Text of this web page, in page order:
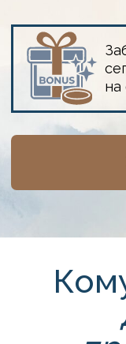
Кому
совмещайте
с текущей
не выйдете
Вам не
четкая